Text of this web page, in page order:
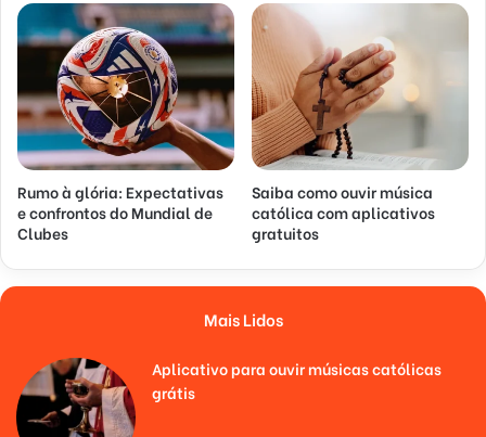
Rumo à glória: Expectativas
e confrontos do Mundial de
Clubes
Saiba como ouvir música
católica com aplicativos
gratuitos
Mais Lidos
Aplicativo para ouvir músicas católicas
grátis